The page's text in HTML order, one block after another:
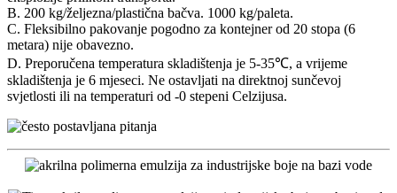
B. 200 kg/željezna/plastična bačva. 1000 kg/paleta.
C. Fleksibilno pakovanje pogodno za kontejner od 20 stopa (6
metara) nije obavezno.
D. Preporučena temperatura skladištenja je 5-35℃, a vrijeme
skladištenja je 6 mjeseci. Ne ostavljati na direktnoj sunčevoj
svjetlosti ili na temperaturi od -0 stepeni Celzijusa.